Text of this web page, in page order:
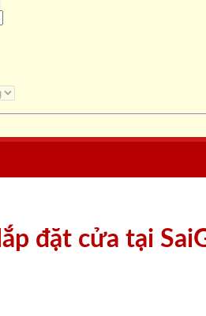
đặt cửa tại